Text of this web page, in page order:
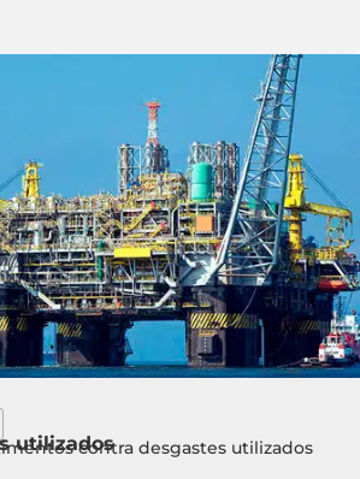
utilizadoscontra desgastes utilizados